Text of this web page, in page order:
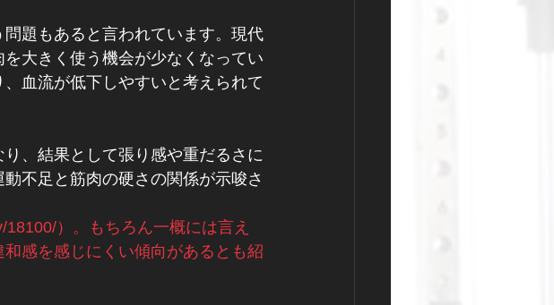
題もあると言われています。現代
大きく使う機会が少なくなってい
血流が低下しやすいと考えられて
、結果として張り感や重だるさに
不足と筋肉の硬さの関係が示唆さ
）。もちろん一概には言え
感を感じにくい傾向があるとも紹